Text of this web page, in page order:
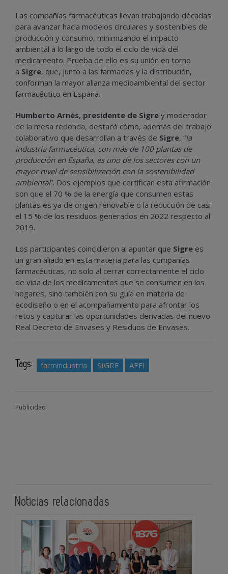
Las compañías farmacéuticas llevan trabajando décadas
para avanzar hacia modelos circulares y sostenibles de
producción y consumo, minimizando el impacto
ambiental a lo largo de todo el ciclo de vida del
medicamento. Prueba de ello es su unión en torno
a Sigre, que, junto a las farmacias y la distribución,
conforman la mayor alianza medioambiental del sector
farmacéutico en España.
Humberto Arnés, presidente de Sigre y moderador
de la mesa redonda, destacó cómo, además del trabajo
colaborativo que desarrollan a través de Sigre, “la
industria farmacéutica, con más de 100 plantas de
producción en España, es uno de los sectores con un
mayor nivel de sensibilización con la sostenibilidad
ambiental”. Dos ejemplos que certifican esta afirmación
son que el 70 % de la energía que consumen estas
plantas es ya de origen renovable o la reducción de casi
el 15 % de los residuos generados en 2022 respecto al
2019.
Los participantes coincidieron al apuntar que Sigre es
un gran aliado en esta materia para las compañías
farmacéuticas, no solo al cerrar correctamente el ciclo
de vida de los medicamentos que se consumen en los
hogares, sino también con su guía en materia de
ecodiseño o en el acompañamiento para afrontar los
retos y capturar las oportunidades derivadas del nuevo
Real Decreto de Envases y Residuos de Envases.
Tags: farmindustria SIGRE AEFI
Publicidad
Noticias relacionadas